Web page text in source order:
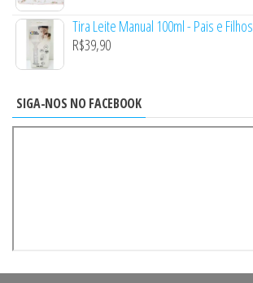
Tira Leite Manual 100ml - Pais e Filhos
R$39,90
SIGA-NOS NO FACEBOOK